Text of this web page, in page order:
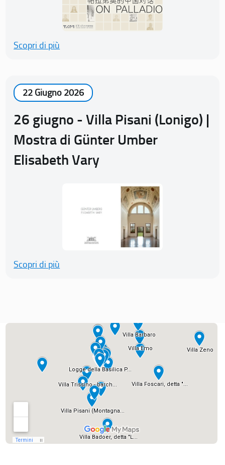
Scopri di più
22 Giugno 2026
26 giugno - Villa Pisani (Lonigo) |
Mostra di Günter Umber
Elisabeth Vary
Scopri di più